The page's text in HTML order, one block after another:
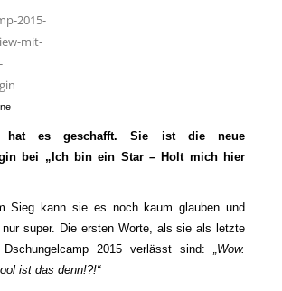
hat es geschafft. Sie ist die neue
bei „Ich bin ein Star – Holt mich hier
Sieg kann sie es noch kaum glauben und
super. Die ersten Worte, als sie als letzte
2015 verlässt sind: „Wow.
ist das denn!?!“